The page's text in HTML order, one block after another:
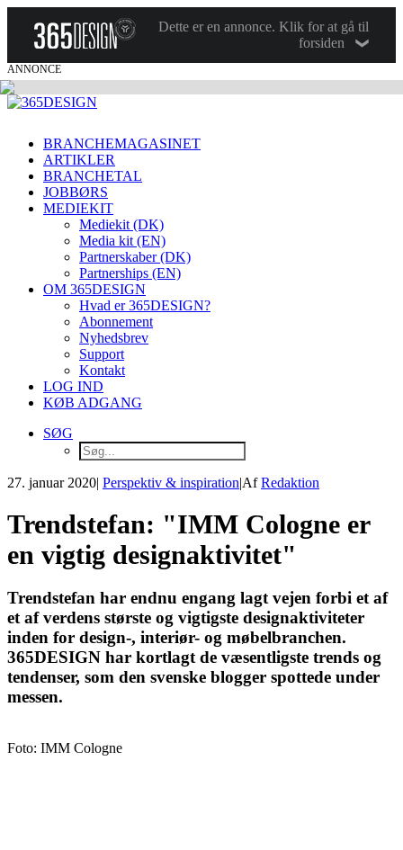
Dette er en annonce. Klik for at gå til
forsiden
ANNONCE
BRANCHEMAGASINET
ARTIKLER
BRANCHETAL
JOBBØRS
MEDIEKIT
Mediekit (DK)
Media kit (EN)
Partnerskaber (DK)
Partnerships (EN)
OM 365DESIGN
Hvad er 365DESIGN?
Abonnement
Nyhedsbrev
Support
Kontakt
LOG IND
KØB ADGANG
SØG
27. januar 2020| Perspektiv & inspiration|AfRedaktion
Trendstefan: "IMM Cologne er
en vigtig designaktivitet"
Trendstefan har endnu engang lagt vejen forbi et af
et af verdens største og vigtigste designaktiviteter
inden for design-, interiør- og møbelbranchen.
365DESIGN har kortlagt de væsentligste trends og
tendenser, som den svenske blogger spottede under
messen.
Foto: IMM Cologne